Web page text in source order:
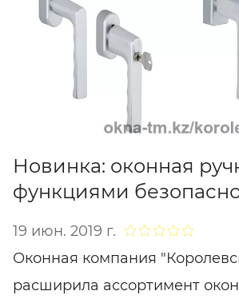
Новинка: оконная
функциями
19 июн. 2019 г.
Оконная компания
расширила ассортимент